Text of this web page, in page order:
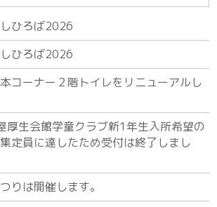
ひろば2026
ひろば2026
コーナー２階トイレをリニューアルし
生会館学童クラブ新1年生入所希望の
定員に達したため受付は終了しまし
りは開催します。